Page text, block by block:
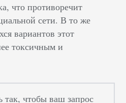
что противоречит
сети. В то же
вариантов этот
токсичным и
так, чтобы ваш запрос